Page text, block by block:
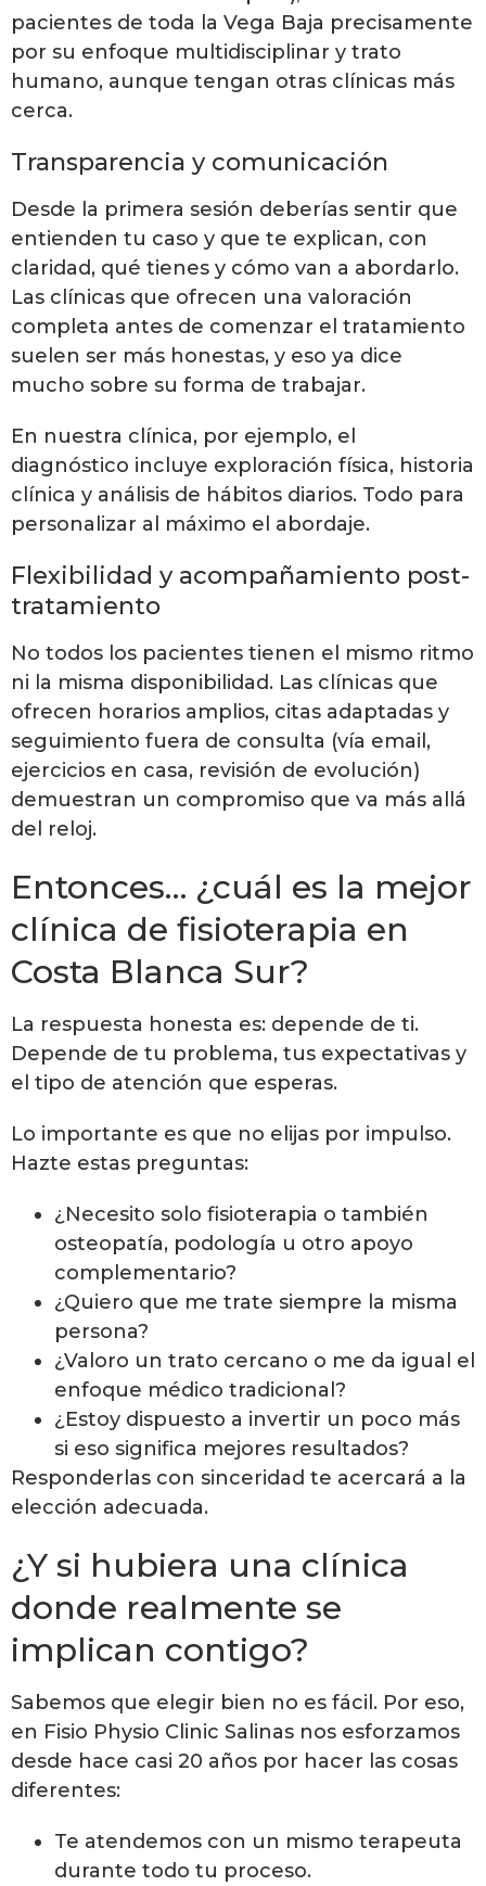
pacientes de toda la Vega Baja precisamente
por su enfoque multidisciplinar y trato
humano, aunque tengan otras clínicas más
cerca.
Transparencia y comunicación
Desde la primera sesión deberías sentir que
entienden tu caso y que te explican, con
claridad, qué tienes y cómo van a abordarlo.
Las clínicas que ofrecen una valoración
completa antes de comenzar el tratamiento
suelen ser más honestas, y eso ya dice
mucho sobre su forma de trabajar.
En nuestra clínica, por ejemplo, el
diagnóstico incluye exploración física, historia
clínica y análisis de hábitos diarios. Todo para
personalizar al máximo el abordaje.
Flexibilidad y acompañamiento post-
tratamiento
No todos los pacientes tienen el mismo ritmo
ni la misma disponibilidad. Las clínicas que
ofrecen horarios amplios, citas adaptadas y
seguimiento fuera de consulta (vía email,
ejercicios en casa, revisión de evolución)
demuestran un compromiso que va más allá
del reloj.
Entonces… ¿cuál es la mejor
clínica de fisioterapia en
Costa Blanca Sur?
La respuesta honesta es: depende de ti.
Depende de tu problema, tus expectativas y
el tipo de atención que esperas.
Lo importante es que no elijas por impulso.
Hazte estas preguntas:
¿Necesito solo fisioterapia o también
osteopatía, podología u otro apoyo
complementario?
¿Quiero que me trate siempre la misma
persona?
¿Valoro un trato cercano o me da igual el
enfoque médico tradicional?
¿Estoy dispuesto a invertir un poco más
si eso significa mejores resultados?
Responderlas con sinceridad te acercará a la
elección adecuada.
¿Y si hubiera una clínica
donde realmente se
implican contigo?
Sabemos que elegir bien no es fácil. Por eso,
en Fisio Physio Clinic Salinas nos esforzamos
desde hace casi 20 años por hacer las cosas
diferentes:
Te atendemos con un mismo terapeuta
durante todo tu proceso.